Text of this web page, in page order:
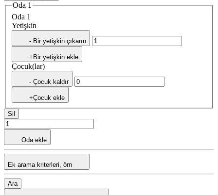
Oda 1
Oda 1
Yetişkin
- Bir yetişkin çıkarın
+Bir yetişkin ekle
Çocuk(lar)
- Çocuk kaldır
+Çocuk ekle
Sil
Oda ekle
Ek arama kriterleri, örn
Ara